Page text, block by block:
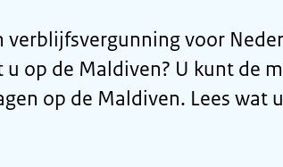
verblijfsvergunning voor
u op de Maldiven? U kunt de
op de Maldiven. Lees wat u